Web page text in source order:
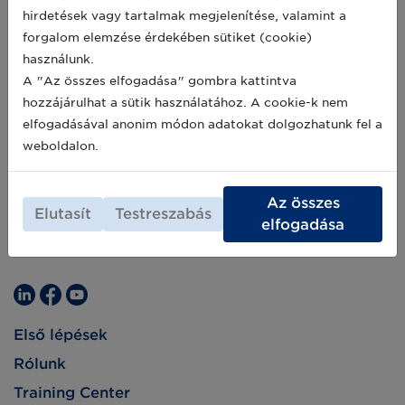
biometrikus fizetés és a QR kódok
nagymértékű befektetést igényelnek és
állítólag ezek jelentik a vásárlói ügyfélélmény
jövőjét. De vajon az ügyfelek csakugyan
vágynak ezekre az új technológiákra
vásárlásaik során?
2021-11-26
Első lépések
Rólunk
Training Center
hirdetések vagy tartalmak megjelenítése, valamint a
forgalom elemzése érdekében sütiket (cookie)
használunk.
A "Az összes elfogadása" gombra kattintva
hozzájárulhat a sütik használatához. A cookie-k nem
elfogadásával anonim módon adatokat dolgozhatunk fel a
weboldalon.
Elutasít Testreszabás
Az összes
elfogadása